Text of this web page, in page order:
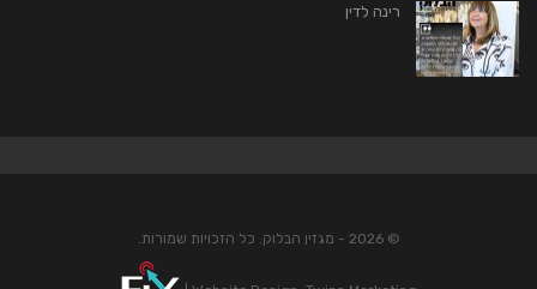
רינה לדין
© 2026 - מגזין הבלוק. כל הזכויות שמורות.